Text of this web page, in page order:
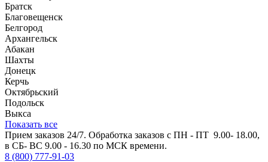
Братск
Благовещенск
Белгород
Архангельск
Абакан
Шахты
Донецк
Керчь
Октябрьский
Подольск
Выкса
Показать все
Прием заказов 24/7. Обработка заказов с ПН - ПТ 9.00- 18.00,
в СБ- ВС 9.00 - 16.30 по МСК времени.
8 (800) 777-91-03